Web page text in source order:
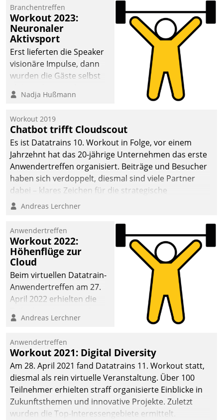
Mammutprojekte
meistern und Workloads
wuppen – bei zunehmend
anspruchsvollen
Aufgaben und
abnehmendem
Branchentreffen
Workout 2023:
Neuronaler
Aktivsport
Erst lieferten die Speaker
visionäre Impulse, dann
wurden die Gäste selbst
methodisch
Quartier. Dazwischen
zeigte Datatrain, was es
Neues zu bieten hat.
Nadja Hußmann
Workout 2019
Chatbot trifft Cloudscout
Es ist Datatrains 10. Workout in Folge, vor einem
Jahrzehnt hat das 20-jährige Unternehmen das erste
Anwendertreffen organisiert. Beiträge und Besucher
haben sich verdoppelt, diesmal sind viele Partner
dabei – klares Zeichen für die strategische
Fokussierung auf den Kunden.
Andreas Lerchner
Anwendertreffen
Workout 2022:
Höhenflüge zur
Cloud
Beim virtuellen Datatrain-
Anwendertreffen am 27.
April 2022 erhielten die
Teilnehmer kurzweilige
Cloud-Strategien und -
Lösungen mit hohem
Zukunftspotenzial.
Andreas Lerchner
Anwendertreffen
Workout 2021: Digital Diversity
Am 28. April 2021 fand Datatrains 11. Workout statt,
diesmal als rein virtuelle Veranstaltung. Über 100
Teilnehmer erhielten straff organisierte Einblicke in
Zukunftsthemen und innovative Projekte. Zuletzt
wurden die Top-Interessengebiete ermittelt.